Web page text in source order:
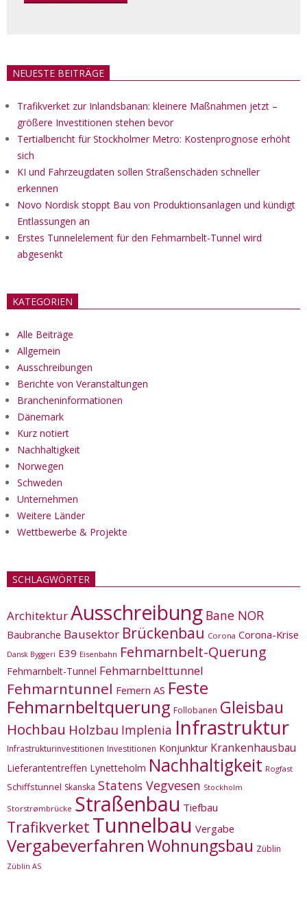
NEUESTE BEITRÄGE
Trafikverket zur Inlandsbanan: kleinere Maßnahmen jetzt –
größere Investitionen stehen bevor
Tertialbericht für Stockholmer Metro: Kostenprognose erhöht
sich
KI und Fahrzeugdaten sollen Straßenschäden schneller
erkennen
Novo Nordisk stoppt Bau von Produktionsanlagen und kündigt
Entlassungen an
Erstes Tunnelelement für den Fehmarnbelt-Tunnel wird
abgesenkt
KATEGORIEN
Alle Beiträge
Allgemein
Ausschreibungen
Berichte von Veranstaltungen
Brancheninformationen
Dänemark
Kurz notiert
Nachhaltigkeit
Norwegen
Schweden
Unternehmen
Weitere Länder
Wettbewerbe & Projekte
SCHLAGWÖRTER
ArchitekturAusschreibung Bane NOR
Baubranche Bausektor Brückenbau Corona Corona-Krise
Dansk Byggeri E39 Eisenbahn Fehmarnbelt-Querung
Fehmarnbelt-Tunnel Fehmarnbelttunnel
Fehmarntunnel Femern AS Feste
Fehmarnbeltquerung Follobanen Gleisbau
Hochbau Holzbau Implenia Infrastruktur
Infrastrukturinvestitionen Investitionen Konjunktur Krankenhausbau
Lieferantentreffen Lynetteholm Nachhaltigkeit Rogfast
Schiffstunnel Skanska Statens Vegvesen Stockholm
Storstrømbrücke Straßenbau Tiefbau
Trafikverket Tunnelbau Vergabe
VergabeverfahrenWohnungsbau Züblin
Züblin AS